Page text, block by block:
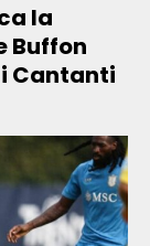
la
Buffon
Cantanti